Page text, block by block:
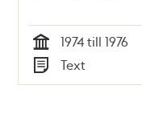
Tid
1974 till 1976
Typ
Text